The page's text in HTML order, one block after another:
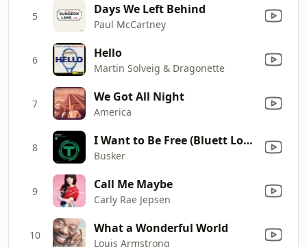
5 Days We Left Behind
Paul McCartney
6 Hello
Martin Solveig & Dragonette
7 We Got All Night
America
8 I Want to Be Free (Bluett Loud Extended Mix)
Busker
9 Call Me Maybe
Carly Rae Jepsen
10 What a Wonderful World
Louis Armstrong